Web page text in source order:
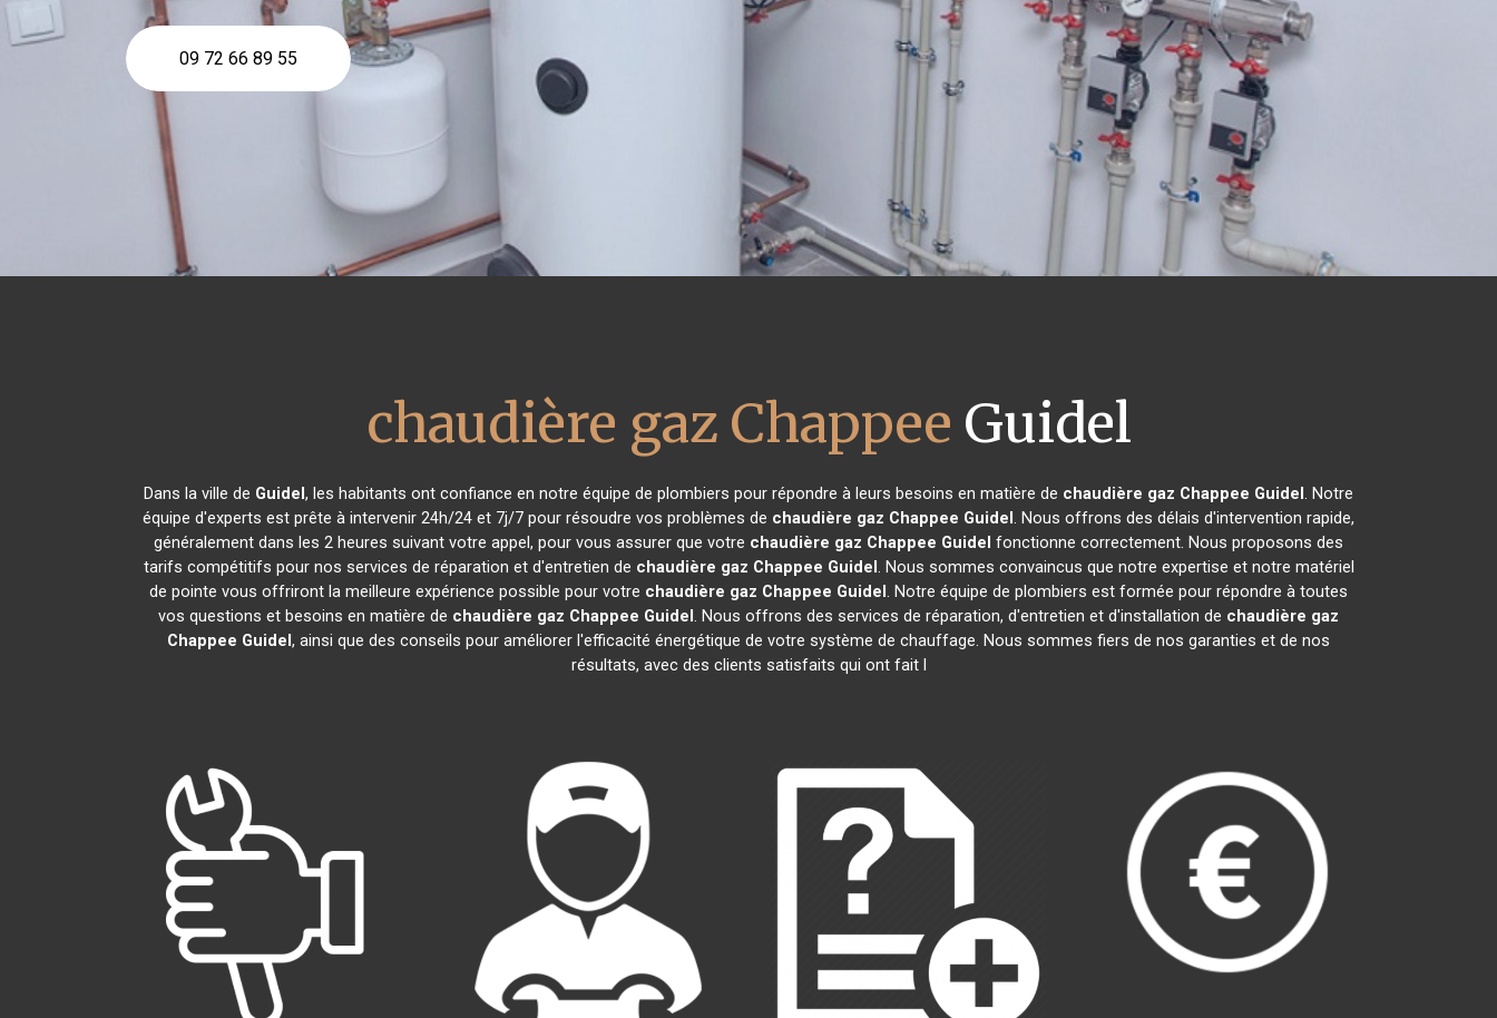
09 72 66 89 55
chaudière gaz Chappee Guidel
Dans la ville de Guidel, les habitants ont confiance en notre équipe de plombiers pour répondre à leurs besoins en matière de chaudière gaz Chappee Guidel. Notre
équipe d'experts est prête à intervenir 24h/24 et 7j/7 pour résoudre vos problèmes de chaudière gaz Chappee Guidel. Nous offrons des délais d'intervention rapide,
généralement dans les 2 heures suivant votre appel, pour vous assurer que votre chaudière gaz Chappee Guidel fonctionne correctement. Nous proposons des
tarifs compétitifs pour nos services de réparation et d'entretien de chaudière gaz Chappee Guidel. Nous sommes convaincus que notre expertise et notre matériel
de pointe vous offriront la meilleure expérience possible pour votre chaudière gaz Chappee Guidel. Notre équipe de plombiers est formée pour répondre à toutes
vos questions et besoins en matière de chaudière gaz Chappee Guidel. Nous offrons des services de réparation, d'entretien et d'installation de chaudière gaz
Chappee Guidel, ainsi que des conseils pour améliorer l'efficacité énergétique de votre système de chauffage. Nous sommes fiers de nos garanties et de nos
résultats, avec des clients satisfaits qui ont fait l